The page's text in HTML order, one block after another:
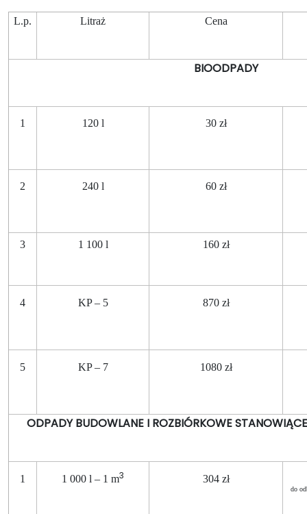
L.p. Litraż Cena
BIOODPADY
1 120 l 30 zł
2 240 l 60 zł
3 1 100 l 160 zł
4 KP – 5 870 zł
5 KP – 7 1080 zł
ODPADY BUDOWLANE I ROZBIÓRKOWE
1 1 000 l – 1 m3 304 zł
do